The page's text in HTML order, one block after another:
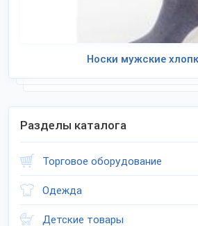
Носки мужские
Разделы каталога
Торговое оборудование
Одежда
Детские товары